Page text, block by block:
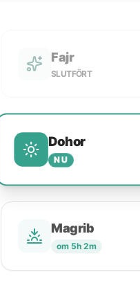
Fajr
SLUTFÖRT
Dohor
NU
Magrib
om 5h 2m